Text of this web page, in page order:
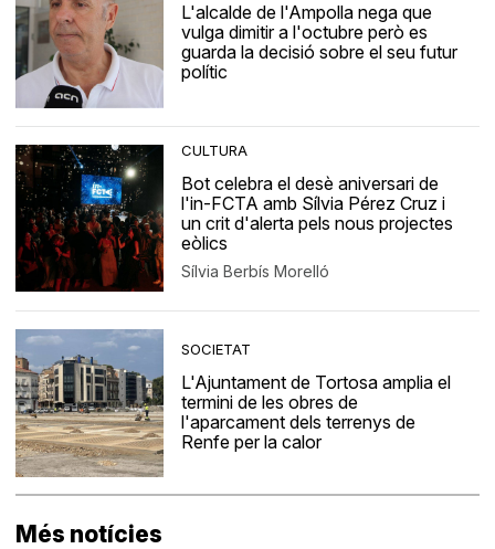
L'alcalde de l'Ampolla nega que
vulga dimitir a l'octubre però es
guarda la decisió sobre el seu futur
polític
CULTURA
Bot celebra el desè aniversari de
l'in-FCTA amb Sílvia Pérez Cruz i
un crit d'alerta pels nous projectes
eòlics
Sílvia Berbís Morelló
SOCIETAT
L'Ajuntament de Tortosa amplia el
termini de les obres de
l'aparcament dels terrenys de
Renfe per la calor
Més notícies